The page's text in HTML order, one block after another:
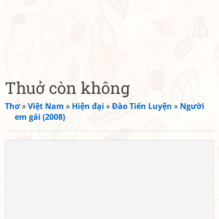
Thuở còn không
Thơ»Việt Nam » Hiện đại »Đào Tiến Luyện » Người
em gái (2008)